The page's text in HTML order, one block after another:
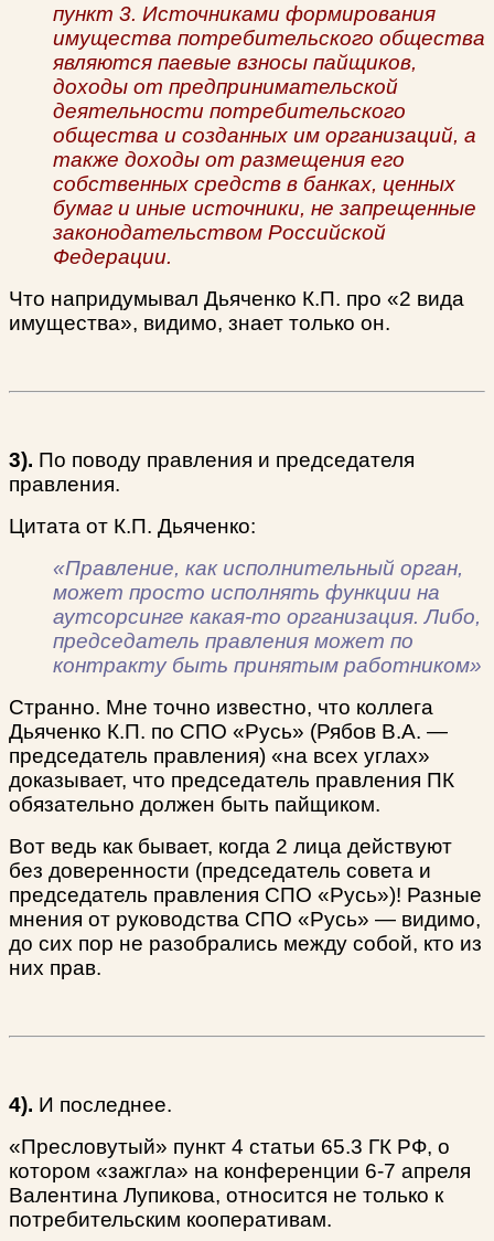
пункт 3. Источниками формирования
имущества потребительского общества
являются паевые взносы пайщиков,
доходы от предпринимательской
деятельности потребительского
общества и созданных им организаций, а
также доходы от размещения его
собственных средств в банках, ценных
бумаг и иные источники, не запрещенные
законодательством Российской
Федерации.
Что напридумывал Дьяченко К.П. про «2 вида
имущества», видимо, знает только он.
3). По поводу правления и председателя
правления.
Цитата от К.П. Дьяченко:
«Правление, как исполнительный орган,
может просто исполнять функции на
аутсорсинге какая-то организация. Либо,
председатель правления может по
контракту быть принятым работником»
Странно. Мне точно известно, что коллега
Дьяченко К.П. по СПО «Русь» (Рябов В.А. —
председатель правления) «на всех углах»
доказывает, что председатель правления ПК
обязательно должен быть пайщиком.
Вот ведь как бывает, когда 2 лица действуют
без доверенности (председатель совета и
председатель правления СПО «Русь»)! Разные
мнения от руководства СПО «Русь» — видимо,
до сих пор не разобрались между собой, кто из
них прав.
4). И последнее.
«Пресловутый» пункт 4 статьи 65.3 ГК РФ, о
котором «зажгла» на конференции 6-7 апреля
Валентина Лупикова, относится не только к
потребительским кооперативам.